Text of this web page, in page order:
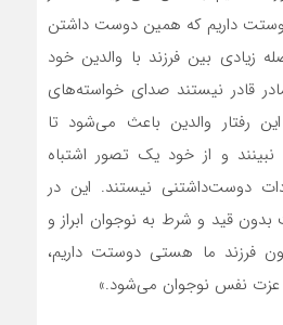
داریم که همین دوست داشتن
زیادی بین فرزند با والدین خود
قادر نیستند صدای خواسته‌های
رفتار والدین باعث می‌شود تا
و از خود یک تصور اشتباه
دوست‌داشتنی نیستند. این در
قید و شرط به نوجوان ابراز و
فرزند ما هستی دوستت داریم،
عزت نفس نوجوان می‌شود.»